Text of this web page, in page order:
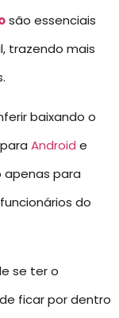
são essenciais
trazendo mais
baixando o
Android e
apenas para
do
se ter o
ficar por dentro